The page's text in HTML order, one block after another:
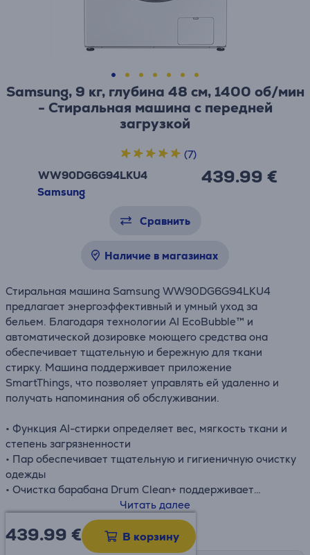
Samsung, 9 кг, глубина 48 см, 1400 об/мин
- Стиральная машина с передней
загрузкой
WW90DG6G94LKU4
Samsung
439.99 €
(7)
Сравнить
Наличие в магазинах
Стиральная машина Samsung WW90DG6G94LKU4
предлагает энергоэффективный и умный уход за
бельем. Благодаря технологии AI EcoBubble™ и
автоматической дозировке моющего средства она
обеспечивает тщательную и бережную для ткани
стирку. Машина поддерживает приложение
SmartThings, что позволяет управлять ей удаленно и
получать напоминания об обслуживании.
• Функция AI-стирки определяет вес, мягкость ткани и
степень загрязненности
• Пар обеспечивает тщательную и гигиеничную очистку
одежды
• Очистка барабана Drum Clean+ поддерживает
внутреннюю часть стиральной машины в чистоте и
• Поддержка WiFi и приложения SmartThings
• Лоток StayClean остается чистым
Читать далее
439.99 € В корзину
Информационный лист